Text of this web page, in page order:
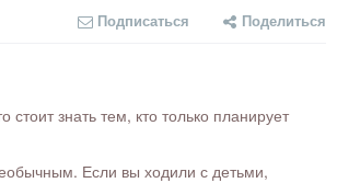
Подписаться Поделиться
знать тем, кто только планирует
Если вы ходили с детьми,